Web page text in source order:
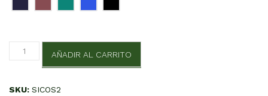
Cosmo
AÑADIR AL CARRITO
SKU: SICOS2